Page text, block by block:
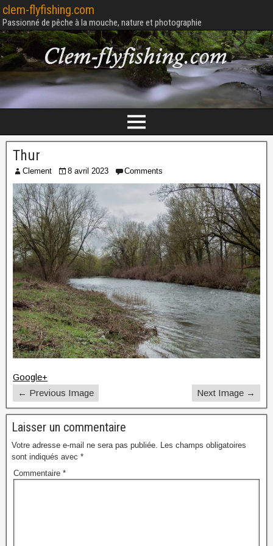
clem-flyfishing.com
Passionné de pêche à la mouche, nature et photographie
Thur
Clement 8 avril 2023 Comments
Google+
← Previous Image
Next Image →
Laisser un commentaire
Votre adresse e-mail ne sera pas publiée. Les champs obligatoires
sont indiqués avec *
Commentaire *